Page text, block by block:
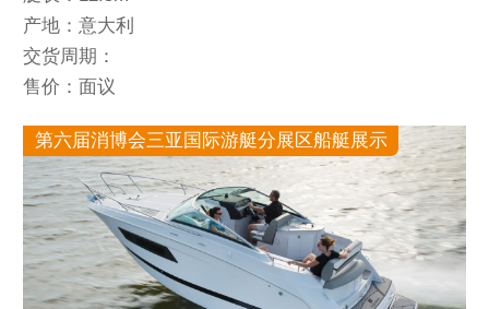
产地：意大利
交货周期：
售价：面议
第六届消博会三亚国际游艇分展区船艇展示